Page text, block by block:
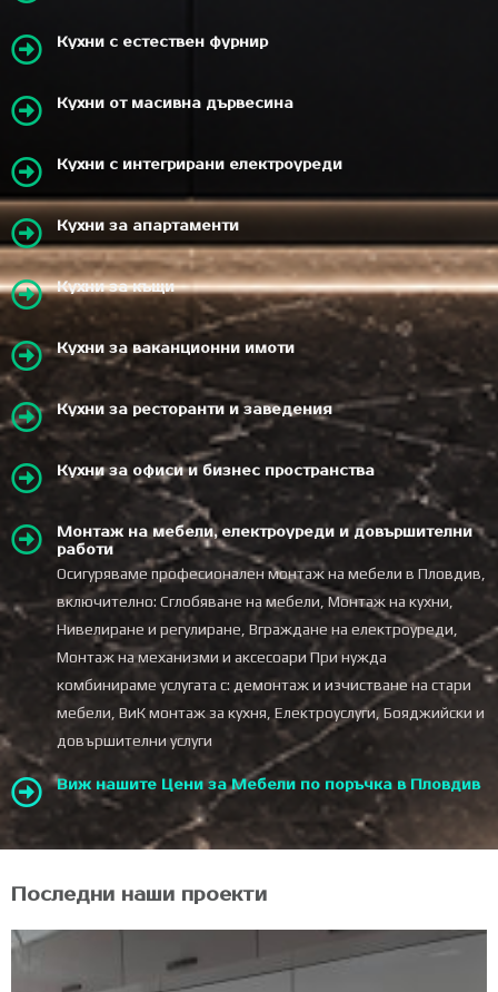
Кухни с естествен фурнир
Кухни от масивна дървесина
Кухни с интегрирани електроуреди
Кухни за апартаменти
Кухни за къщи
Кухни за ваканционни имоти
Кухни за ресторанти и заведения
Кухни за офиси и бизнес пространства
Монтаж на мебели, електроуреди и довършителни
работи
Осигуряваме професионален монтаж на мебели в Пловдив,
включително: Сглобяване на мебели, Монтаж на кухни,
Нивелиране и регулиране, Вграждане на електроуреди,
Монтаж на механизми и аксесоари При нужда
комбинираме услугата с: демонтаж и изчистване на стари
мебели, ВиК монтаж за кухня, Електроуслуги, Бояджийски и
довършителни услуги
Виж нашите Цени за Мебели по поръчка в Пловдив
Последни наши проекти